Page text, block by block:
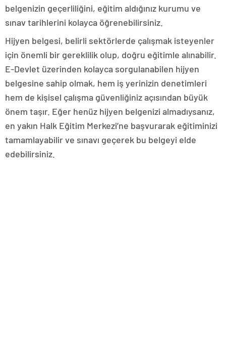
belgenizin geçerliliğini, eğitim aldığınız kurumu ve
sınav tarihlerini kolayca öğrenebilirsiniz.
Hijyen belgesi, belirli sektörlerde çalışmak isteyenler
için önemli bir gereklilik olup, doğru eğitimle alınabilir.
E-Devlet üzerinden kolayca sorgulanabilen hijyen
belgesine sahip olmak, hem iş yerinizin denetimleri
hem de kişisel çalışma güvenliğiniz açısından büyük
önem taşır. Eğer henüz hijyen belgenizi almadıysanız,
en yakın Halk Eğitim Merkezi’ne başvurarak eğitiminizi
tamamlayabilir ve sınavı geçerek bu belgeyi elde
edebilirsiniz.